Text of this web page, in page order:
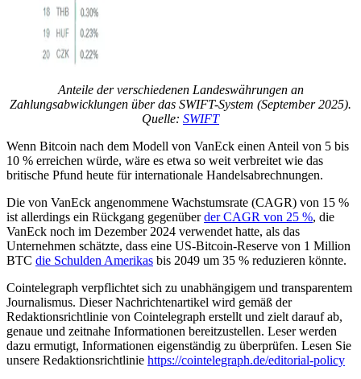
Anteile der verschiedenen Landeswährungen an
Zahlungsabwicklungen über das SWIFT-System (September 2025).
Quelle: SWIFT
Wenn Bitcoin nach dem Modell von VanEck einen Anteil von 5 bis
10 % erreichen würde, wäre es etwa so weit verbreitet wie das
britische Pfund heute für internationale Handelsabrechnungen.
Die von VanEck angenommene Wachstumsrate (CAGR) von 15 %
ist allerdings ein Rückgang gegenüberder CAGR von 25 %, die
VanEck noch im Dezember 2024 verwendet hatte, als das
Unternehmen schätzte, dass eine US-Bitcoin-Reserve von 1 Million
BTC die Schulden Amerikas bis 2049 um 35 % reduzieren könnte.
Cointelegraph verpflichtet sich zu unabhängigem und transparentem
Journalismus. Dieser Nachrichtenartikel wird gemäß der
Redaktionsrichtlinie von Cointelegraph erstellt und zielt darauf ab,
genaue und zeitnahe Informationen bereitzustellen. Leser werden
dazu ermutigt, Informationen eigenständig zu überprüfen. Lesen Sie
unsere Redaktionsrichtlinie https://cointelegraph.de/editorial-policy